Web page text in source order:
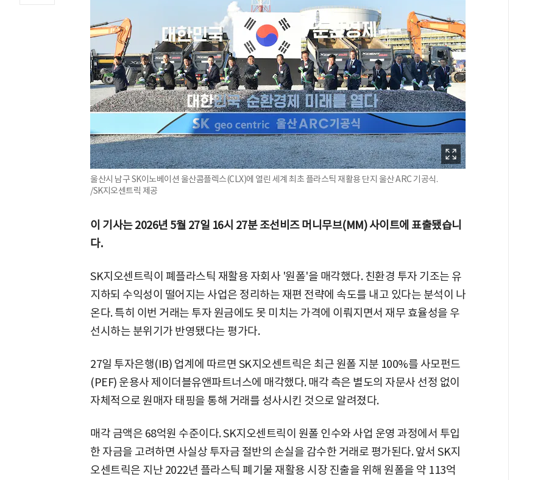
울산시 남구 SK이노베이션 울산콤플렉스(CLX)에 열린 세계 최초 플라스틱 재활용 단지 울산 ARC 기공식.
/SK지오센트릭 제공
이 기사는 2026년 5월 27일 16시 27분 조선비즈 머니무브(MM) 사이트에 표출됐습니
다.
SK지오센트릭이 폐플라스틱 재활용 자회사 '원폴'을 매각했다. 친환경 투자 기조는 유
지하되 수익성이 떨어지는 사업은 정리하는 재편 전략에 속도를 내고 있다는 분석이 나
온다. 특히 이번 거래는 투자 원금에도 못 미치는 가격에 이뤄지면서 재무 효율성을 우
선시하는 분위기가 반영됐다는 평가다.
27일 투자은행(IB) 업계에 따르면 SK지오센트릭은 최근 원폴 지분 100%를 사모펀드
(PEF) 운용사 제이더블유앤파트너스에 매각했다. 매각 측은 별도의 자문사 선정 없이
자체적으로 원매자 태핑을 통해 거래를 성사시킨 것으로 알려졌다.
매각 금액은 68억원 수준이다. SK지오센트릭이 원폴 인수와 사업 운영 과정에서 투입
한 자금을 고려하면 사실상 투자금 절반의 손실을 감수한 거래로 평가된다. 앞서 SK지
오센트릭은 지난 2022년 플라스틱 폐기물 재활용 시장 진출을 위해 원폴을 약 113억